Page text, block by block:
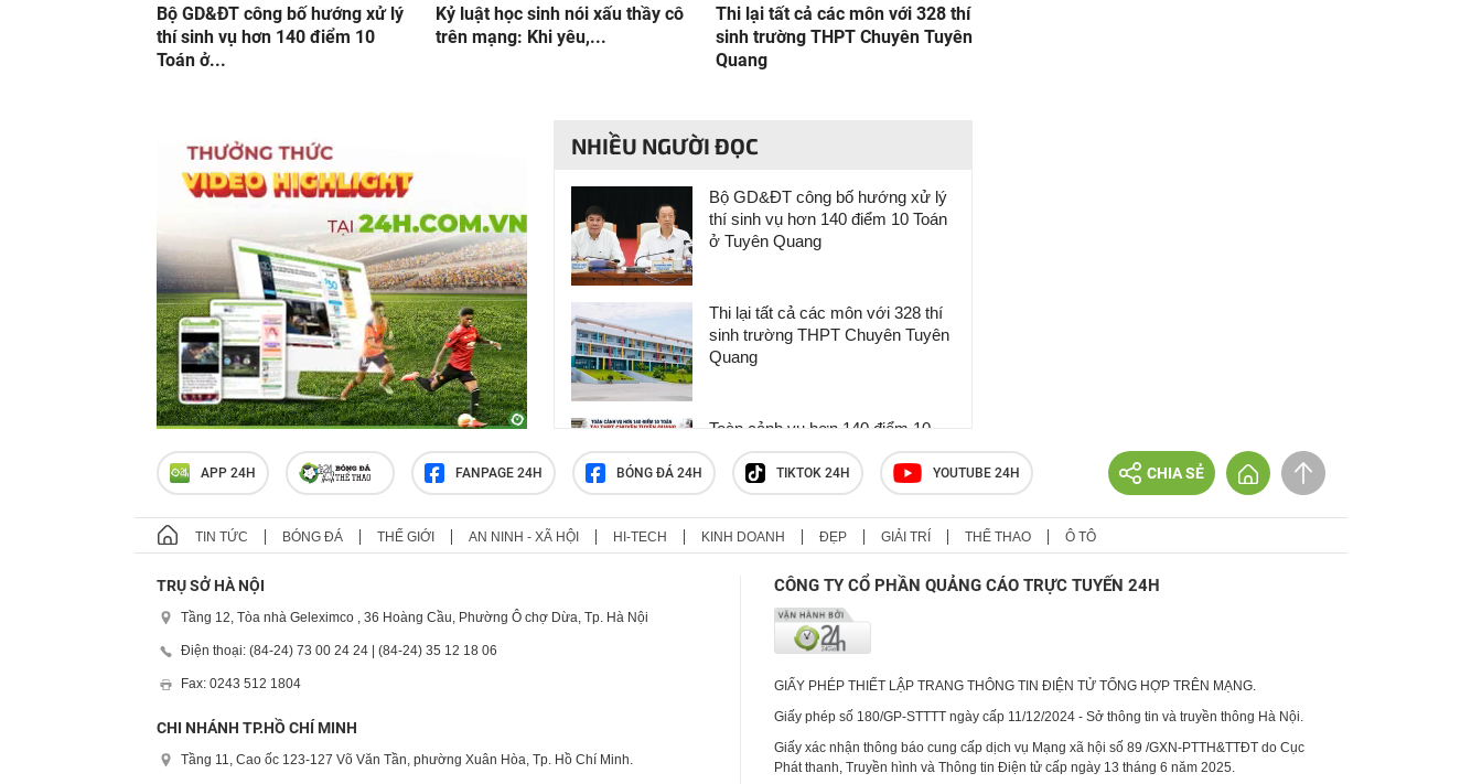
Bộ GD&ĐT công bố hướng xử lý
thí sinh vụ hơn 140 điểm 10
Toán ở...
Kỷ luật học sinh nói xấu thầy cô
trên mạng: Khi yêu,...
Thi lại tất cả các môn với 328 thí
sinh trường THPT Chuyên Tuyên
Quang
NHIỀU NGƯỜI ĐỌC
Bộ GD&ĐT công bố hướng xử lý
thí sinh vụ hơn 140 điểm 10 Toán
ở Tuyên Quang
Thi lại tất cả các môn với 328 thí
sinh trường THPT Chuyên Tuyên
Quang
Toàn cảnh vụ hơn 140 điểm 10
môn Toán tại THPT chuyên Tuyên
Quang
Bộ GD-ĐT lý giải thí sinh Tuyên
thì không
APP 24H FANPAGE 24H BÓNG ĐÁ 24H TIKTOK 24H YOUTUBE 24H CHIA SẺ
TIN TỨC BÓNG ĐÁ THẾ GIỚI AN NINH - XÃ HỘI HI-TECH KINH DOANH ĐẸP GIẢI TRÍ THỂ THAO Ô TÔ
TRỤ SỞ HÀ NỘI
Tầng 12, Tòa nhà Geleximco , 36 Hoàng Cầu, Phường Ô chợ Dừa, Tp. Hà Nội
Điện thoại: (84-24) 73 00 24 24 | (84-24) 35 12 18 06
Fax: 0243 512 1804
CHI NHÁNH TP.HỒ CHÍ MINH
Tầng 11, Cao ốc 123-127 Võ Văn Tần, phường Xuân Hòa, Tp. Hồ Chí Minh.
CÔNG TY CỔ PHẦN QUẢNG CÁO TRỰC TUYẾN 24H
GIẤY PHÉP THIẾT LẬP TRANG THÔNG TIN ĐIỆN TỬ TỔNG HỢP TRÊN MẠNG.
Giấy phép số 180/GP-STTTT ngày cấp 11/12/2024 - Sở thông tin và truyền thông Hà Nội.
Giấy xác nhận thông báo cung cấp dịch vụ Mạng xã hội số 89 /GXN-PTTH&TTĐT do Cục
Phát thanh, Truyền hình và Thông tin Điện tử cấp ngày 13 tháng 6 năm 2025.